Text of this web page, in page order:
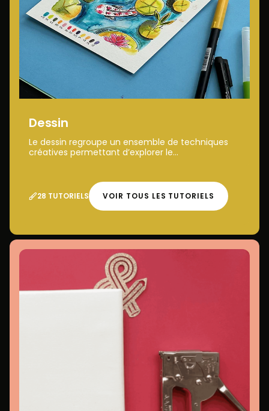
Dessin
Le dessin regroupe un ensemble de techniques
créatives permettant d’explorer le...
28 TUTORIELS VOIR TOUS LES TUTORIELS